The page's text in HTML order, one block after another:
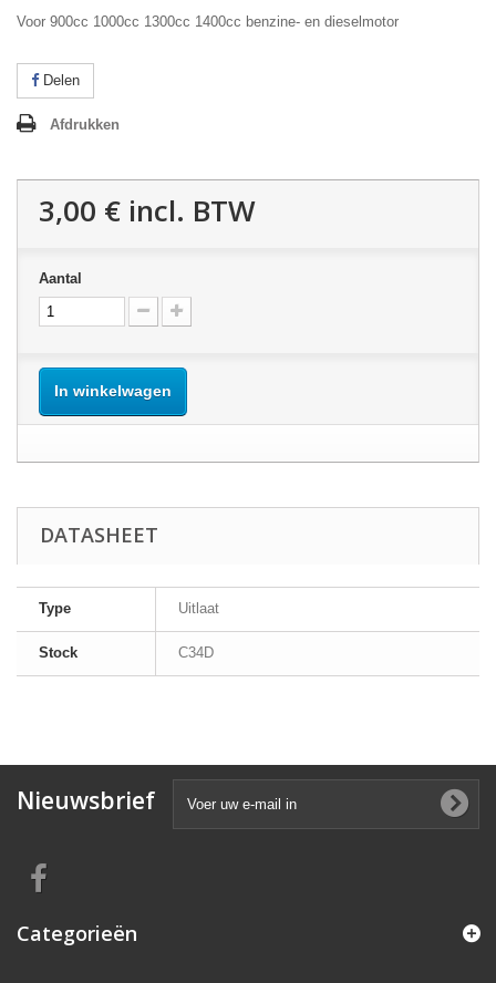
Voor 900cc 1000cc 1300cc 1400cc benzine- en dieselmotor
Delen
Afdrukken
3,00 € incl. BTW
Aantal
In winkelwagen
DATASHEET
Type Uitlaat
Stock C34D
Nieuwsbrief
Categorieën